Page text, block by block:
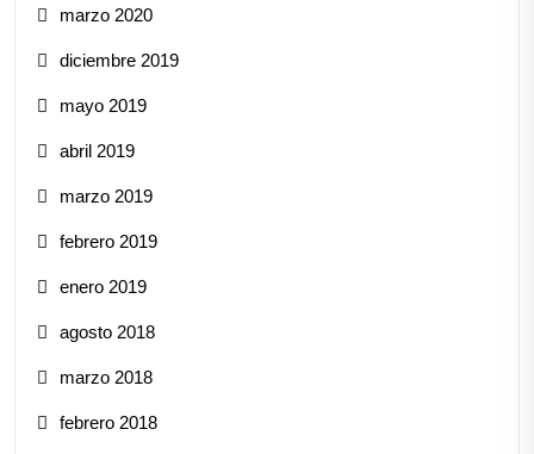
marzo 2020
diciembre 2019
mayo 2019
abril 2019
marzo 2019
febrero 2019
enero 2019
agosto 2018
marzo 2018
febrero 2018